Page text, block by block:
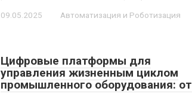
09.05.2025 Автоматизация и Роботизация
Цифровые платформы для
управления жизненным циклом
промышленного оборудования: от